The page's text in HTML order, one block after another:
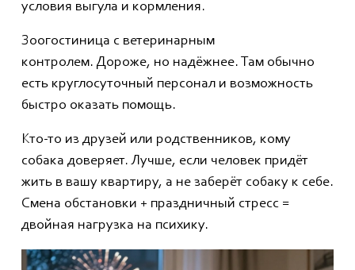
условия выгула и кормления.
Зоогостиница с ветеринарным
контролем. Дороже, но надёжнее. Там обычно
есть круглосуточный персонал и возможность
быстро оказать помощь.
Кто-то из друзей или родственников, кому
собака доверяет. Лучше, если человек придёт
жить в вашу квартиру, а не заберёт собаку к себе.
Смена обстановки + праздничный стресс =
двойная нагрузка на психику.